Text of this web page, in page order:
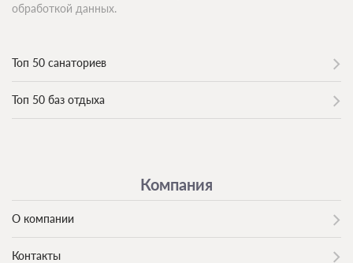
Топ 50 санаториев
Топ 50 баз отдыха
Компания
О компании
Контакты
обработкой данных.